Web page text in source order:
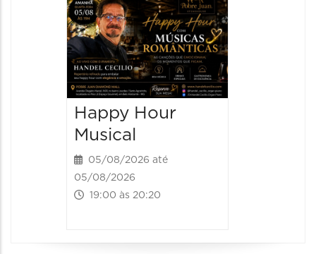
Happy Hour
Musical
05/08/2026 até
05/08/2026
19:00 às 20:20